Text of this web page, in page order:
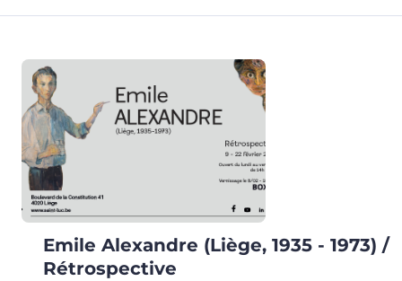
Emile Alexandre (Liège, 1935 - 1973) /
Rétrospective